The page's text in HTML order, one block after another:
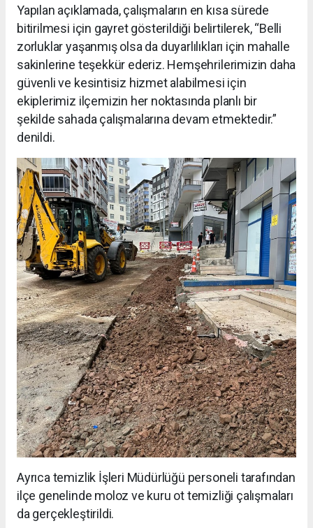
Yapılan açıklamada, çalışmaların en kısa sürede
bitirilmesi için gayret gösterildiği belirtilerek, “Belli
zorluklar yaşanmış olsa da duyarlılıkları için mahalle
sakinlerine teşekkür ederiz. Hemşehrilerimizin daha
güvenli ve kesintisiz hizmet alabilmesi için
ekiplerimiz ilçemizin her noktasında planlı bir
şekilde sahada çalışmalarına devam etmektedir.”
denildi.
Ayrıca temizlik İşleri Müdürlüğü personeli tarafından
ilçe genelinde moloz ve kuru ot temizliği çalışmaları
da gerçekleştirildi.